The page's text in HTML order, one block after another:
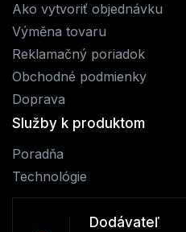
Ako vytvoriť objednávku
Výměna tovaru
Reklamačný poriadok
Obchodné podmienky
Doprava
Služby k produktom
Poradňa
Technológie
Dodávateľ